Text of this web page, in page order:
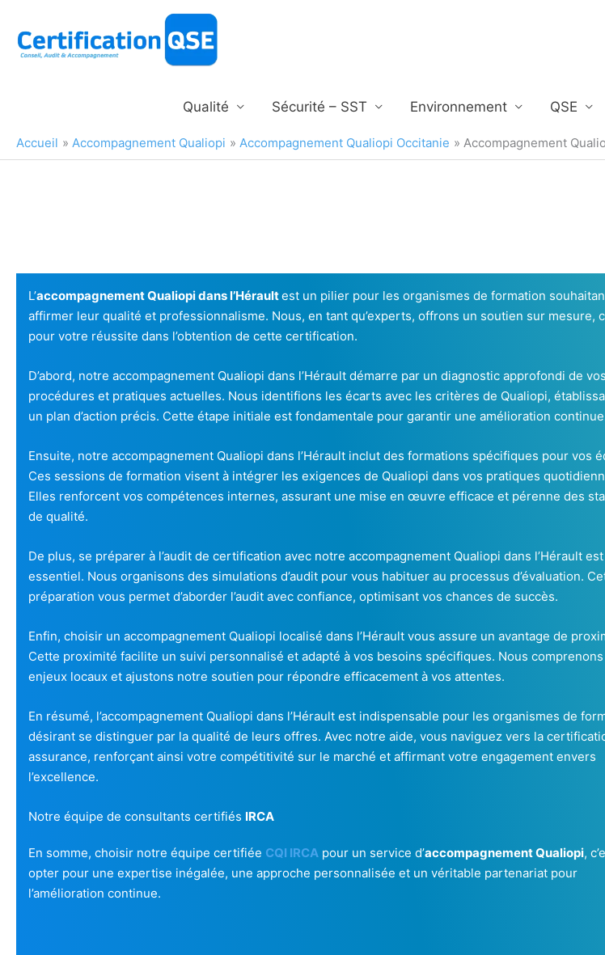
contenu
Qualité Sécurité – SST Environnement QSE
Accueil Accompagnement Qualiopi Accompagnement Qualiopi Occitanie Accompagnement
L’accompagnement Qualiopi dans l’Héraultest un pilier pour les organismes de formation
affirmer leur qualité et professionnalisme. Nous, en tant qu’experts, offrons un soutien sur mesure,
pour votre réussite dans l’obtention de cette certification.
D’abord, notre accompagnement Qualiopi dans l’Hérault démarre par un diagnostic approfondi de vos
procédures et pratiques actuelles. Nous identifions les écarts avec les critères de Qualiopi,
un plan d’action précis. Cette étape initiale est fondamentale pour garantir une amélioration
Ensuite, notre accompagnement Qualiopi dans l’Hérault inclut des formations spécifiques pour vos
Ces sessions de formation visent à intégrer les exigences de Qualiopi dans vos pratiques
Elles renforcent vos compétences internes, assurant une mise en œuvre efficace et pérenne des
de qualité.
De plus, se préparer à l’audit de certification avec notre accompagnement Qualiopi dans l’Hérault est
essentiel. Nous organisons des simulations d’audit pour vous habituer au processus d’évaluation.
préparation vous permet d’aborder l’audit avec confiance, optimisant vos chances de succès.
Enfin, choisir un accompagnement Qualiopi localisé dans l’Hérault vous assure un avantage de
Cette proximité facilite un suivi personnalisé et adapté à vos besoins spécifiques. Nous
enjeux locaux et ajustons notre soutien pour répondre efficacement à vos attentes.
En résumé, l’accompagnement Qualiopi dans l’Hérault est indispensable pour les organismes de
désirant se distinguer par la qualité de leurs offres. Avec notre aide, vous naviguez vers la
assurance, renforçant ainsi votre compétitivité sur le marché et affirmant votre engagement envers
l’excellence.
Notre équipe de consultants certifiés IRCA
En somme, choisir notre équipe certifiée CQI IRCA pour un service d’accompagnement Qualiopi,
opter pour une expertise inégalée, une approche personnalisée et un véritable partenariat pour
l’amélioration continue.